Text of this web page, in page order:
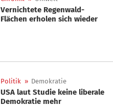
Vernichtete Regenwald-
Flächen erholen sich wieder
Politik » Demokratie
USA laut Studie keine liberale
Demokratie mehr